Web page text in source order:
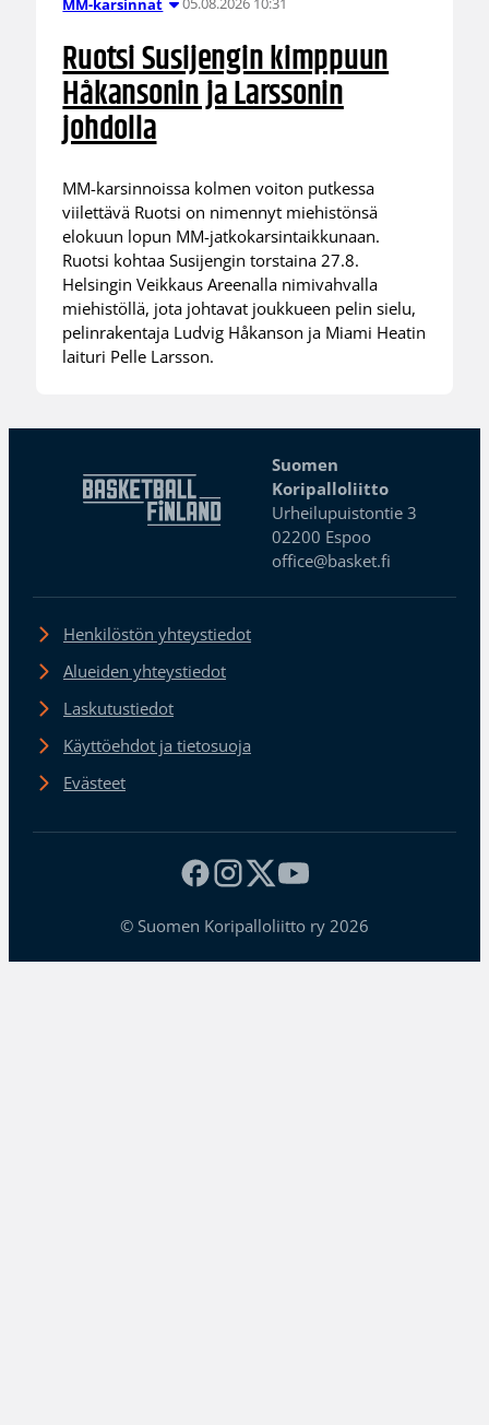
MM-karsinnat
Ruotsi Susijengin kimppuun
Håkansonin ja Larssonin
johdolla
MM-karsinnoissa kolmen voiton putkessa
viilettävä Ruotsi on nimennyt miehistönsä
elokuun lopun MM-jatkokarsintaikkunaan.
Ruotsi kohtaa Susijengin torstaina 27.8.
Helsingin Veikkaus Areenalla nimivahvalla
miehistöllä, jota johtavat joukkueen pelin sielu,
pelinrakentaja Ludvig Håkanson ja Miami Heatin
laituri Pelle Larsson.
Suomen
Koripalloliitto
Urheilupuistontie 3
02200 Espoo
office@basket.fi
Henkilöstön yhteystiedot
Alueiden yhteystiedot
Laskutustiedot
Käyttöehdot ja tietosuoja
Evästeet
© Suomen Koripalloliitto ry 2026